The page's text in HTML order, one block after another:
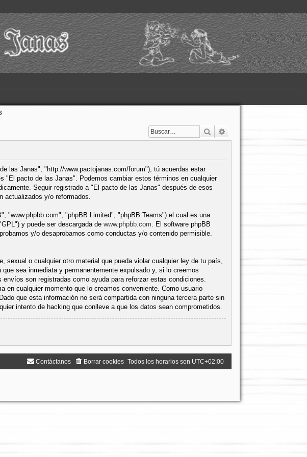
Buscar
las Janas", "http://www.pactojanas.com/forum"), tú acuerdas estar
"El pacto de las Janas". Podemos cambiar estos términos en cualquier
Seguir registrado a "El pacto de las Janas" después de esos
actualizados y/o reformados.
"www.phpbb.com", "phpBB Limited", "phpBB Teams") el cual es una
y puede ser descargada de www.phpbb.com. El software phpBB
y/o desaprobamos como conductas y/o contenido permisible.
sexual o cualquier otro material que pueda violar cualquier ley de tu país,
sea inmediata y permanentemente expulsado y, si lo creemos
son registradas como ayuda para reforzar estas condiciones.
en cualquier momento que lo creamos conveniente. Como usuario
que esta información no será compartida con ninguna tercera parte sin
intento de hacking que conlleve a que los datos sean comprometidos.
Todos los horarios son UTC+02:00
Borrar cookies
Contáctanos